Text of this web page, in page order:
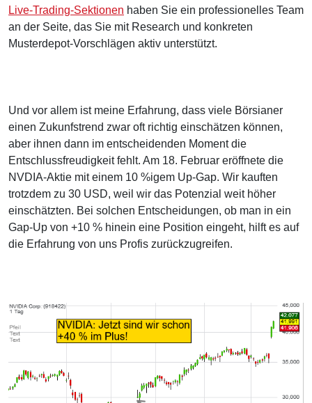
Live-Trading-Sektionen haben Sie ein professionelles Team
an der Seite, das Sie mit Research und konkreten
Musterdepot-Vorschlägen aktiv unterstützt.
Und vor allem ist meine Erfahrung, dass viele Börsianer
einen Zukunfstrend zwar oft richtig einschätzen können,
aber ihnen dann im entscheidenden Moment die
Entschlussfreudigkeit fehlt. Am 18. Februar eröffnete die
NVDIA-Aktie mit einem 10 %igem Up-Gap. Wir kauften
trotzdem zu 30 USD, weil wir das Potenzial weit höher
einschätzten. Bei solchen Entscheidungen, ob man in ein
Gap-Up von +10 % hinein eine Position eingeht, hilft es auf
die Erfahrung von uns Profis zurückzugreifen.